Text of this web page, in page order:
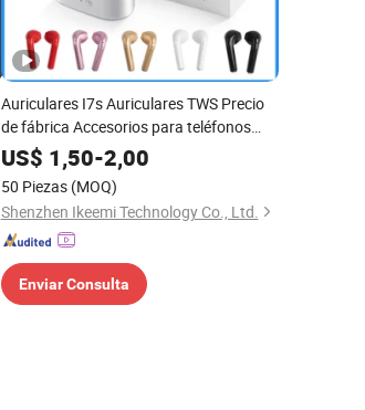
Auriculares I7s Auriculares TWS Precio
de fábrica Accesorios para teléfonos
móviles
US$ 1,50-2,00
50 Piezas (MOQ)
Shenzhen Ikeemi Technology Co., Ltd.
Enviar Consulta